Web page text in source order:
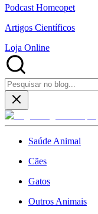
Podcast Homeopet
Artigos Científicos
Loja Online
Saúde Animal
Cães
Gatos
Outros Animais